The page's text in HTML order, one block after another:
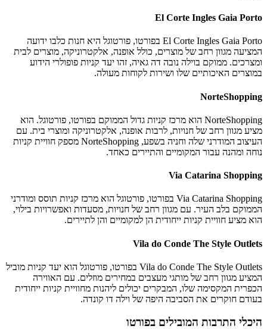
El Corte Ingles Gaia Porto
El Corte Ingles Gaia Porto בפורטו, פורטוגל היא חנות כלבו ידועה
המציעה מגוון רחב של מוצרים, כולל אופנה, אלקטרוניקה, מוצרים לבית
ומצרכים. ממוקם בוילה נובה דה גאיה, זהו יעד קניות פופולרי הידוע
במוצרים האיכותיים שלו ושירות לקוחות מעולה.
NorteShopping
NorteShopping הוא מרכז קניות גדול הממוקם בפורטו, פורטוגל. הוא
מציע מגוון רחב של חנויות, לרבות אופנה, אלקטרוניקה ומוצרי בית. עם
העיצוב המודרני שלה וחניה בשפע, NorteShopping מספק חוויית קניות
נוחה ומהנה עבור המקומיים והתיירים כאחד.
Via Catarina Shopping
Via Catarina Shopping בפורטו, פורטוגל הוא מרכז קניות תוסס ומודרני
הממוקם בלב העיר. עם מגוון רחב של חנויות, מסעדות ואפשרויות בילוי,
הוא מציע חוויית קניות ייחודית הן למקומיים והן לתיירים.
Vila do Conde The Style Outlets
Vila do Conde The Style Outlets בפורטו, פורטוגל הוא יעד קניות מוביל
המציע מגוון רחב של מותגי מעצבים במחירים מוזלים. עם האווירה
הכפרית המקסימה שלו, המבקרים יכולים ליהנות מחוויית קניות ייחודית
בעודם חוקרים את הסביבה היפה של וילה דו קונדה.
היכלי התרבות המובילים בפורטו